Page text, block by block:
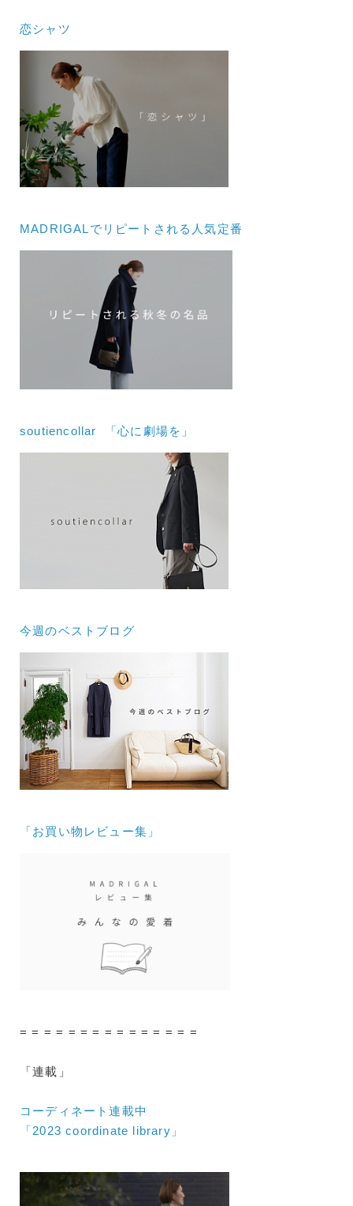
恋シャツ
MADRIGALでリピートされる人気定番
soutiencollar 「心に劇場を」
今週のベストブログ
「お買い物レビュー集」
= = = = = = = = = = = = = = =
「連載」
コーディネート連載中
「2023 coordinate library」